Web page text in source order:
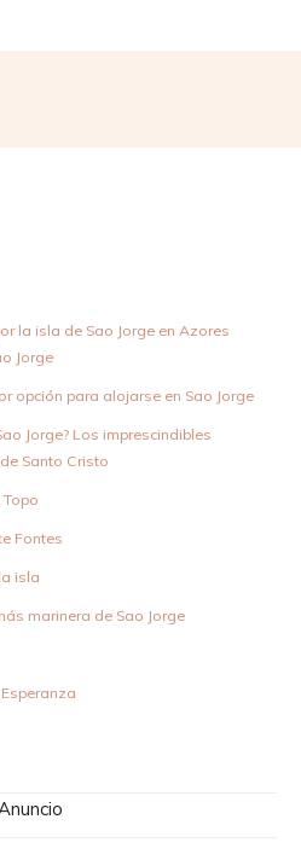
la isla de Sao Jorge en Azores
Jorge
opción para alojarse en Sao Jorge
Jorge? Los imprescindibles
Santo Cristo
Fontes
isla
marinera de Sao Jorge